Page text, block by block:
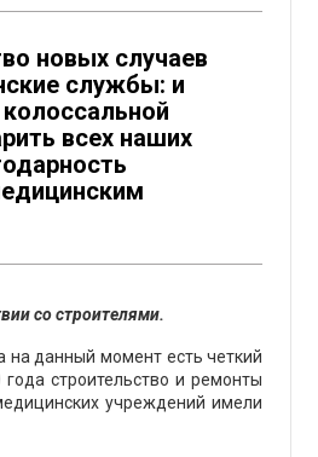
новых случаев
службы: и
всех наших
со строителями.
на данный момент есть четкий
строительство и ремонты
учреждений имели